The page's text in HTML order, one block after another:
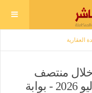
العقارية
خلال منتصف
تعاملات اليوم الثلاثاء 7 يوليو 2026 - بوابة